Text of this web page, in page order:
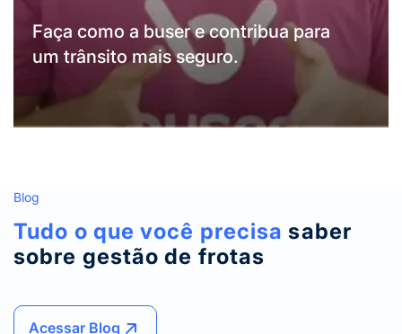
Faça como a buser e contribua para
um trânsito mais seguro.
Blog
Tudo o que você precisa saber
sobre gestão de frotas
Acessar Blog